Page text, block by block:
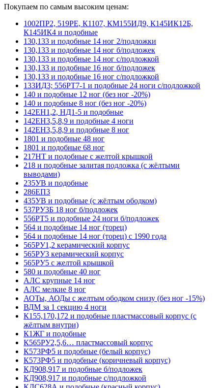
Покупаем по самым высоким ценам:
1002ПР2, 519РЕ, К1107, КМ155ИД9, К145ИК12Б,
К145ИК4 и подобные
130,133 и подобные 14 ног 2/подложки
130,133 и подобные 14 ног б/подложек
130,133 и подобные 14 ног с/подложкой
130,133 и подобные 16 ног б/подложек
130,133 и подобные 16 ног с/подложкой
133ИД3; 556РТ7-1 и подобные 24 ноги с/подложкой
140 и подобные 12 ног (без ног -20%)
140 и подобные 8 ног (без ног -20%)
142ЕН1,2, НД1-5 и подобные
142ЕН3,5,8,9 и подобные 4 ноги
142ЕН3,5,8,9 и подобные 8 ног
1801 и подобные 48 ног
1801 и подобные 68 ног
217НТ и подобные с желтой крышкой
218 и подобные залитая подложка (с жёлтыми
выводами)
235УВ и подобные
286ЕП3
435УВ и подобные (с жёлтым ободком)
537РУ3Б 18 ног б/подложек
556РТ5 и подобные 24 ноги б/подложек
564 и подобные 14 ног (торец)
564 и подобные 14 ног (торец) с 1990 года
565РУ1,2 керамический корпус
565РУ3 керамический корпус
565РУ5 с желтой крышкой
580 и подобные 40 ног
АЛС крупные 14 ног
АЛС мелкие 8 ног
АОТы, АОДы с желтым ободком снизу (без ног -15%)
ВДМ за 1 секцию 4 ноги
К155,170,172 и подобные пластмассовый корпус (с
жёлтым внутри)
К1ЖГ и подобные
К565РУ2,5,6… пластмассовый корпус
К573РФ5 и подобные (белый корпус)
К573РФ5 и подобные (коричневый корпус)
КД908,917 и подобные б/подложек
КД908,917 и подобные с/подложкой